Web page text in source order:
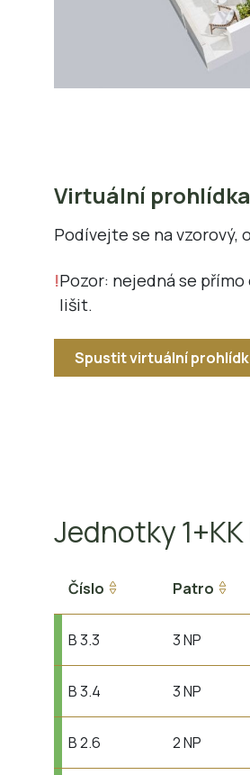
Virtuální prohlídka
Podívejte se na vzorový,
Pozor: nejedná se
lišit.
Spustit virtuální
Jednotky
Číslo Patro
B 3.3 3 NP
B 3.4 3 NP
B 2.6 2 NP